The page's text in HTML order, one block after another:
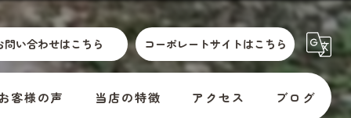
問い合わせはこちら コーポレートサイトはこちら
客様の声 当店の特徴 アクセス ブログ